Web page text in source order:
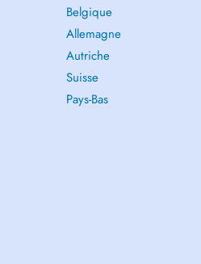
Belgique
Allemagne
Autriche
Suisse
Pays-Bas